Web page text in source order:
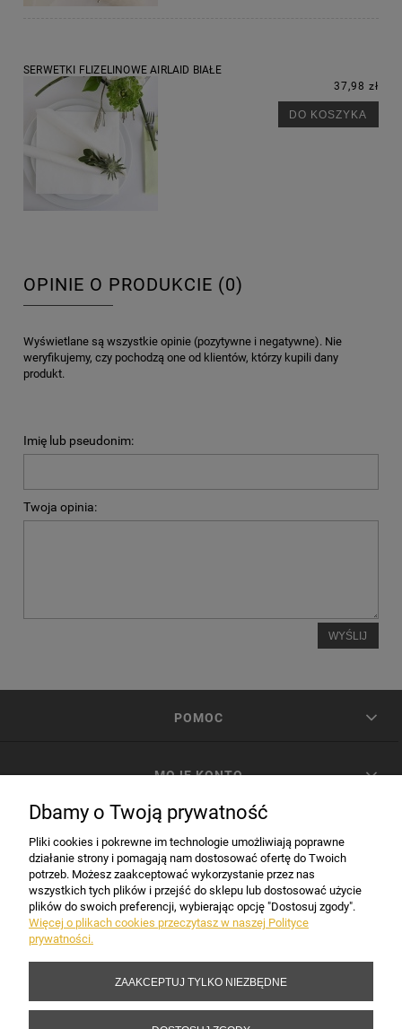
SERWETKI FLIZELINOWE AIRLAID BIAŁE
37,98 zł
DO KOSZYKA
OPINIE O PRODUKCIE (0)
Wyświetlane są wszystkie opinie (pozytywne i negatywne). Nie
weryfikujemy, czy pochodzą one od klientów, którzy kupili dany
produkt.
Imię lub pseudonim:
Twoja opinia:
WYŚLIJ
POMOC
MOJE KONTO
INFORMACJE
Copyright 2017-2026 Sakramento.pl
Dbamy o Twoją prywatność
Pliki cookies i pokrewne im technologie umożliwiają poprawne
działanie strony i pomagają nam dostosować ofertę do Twoich
potrzeb. Możesz zaakceptować wykorzystanie przez nas
wszystkich tych plików i przejść do sklepu lub dostosować użycie
plików do swoich preferencji, wybierając opcję "Dostosuj zgody".
Więcej o plikach cookies przeczytasz w naszej Polityce
prywatności.
ZAAKCEPTUJ TYLKO NIEZBĘDNE